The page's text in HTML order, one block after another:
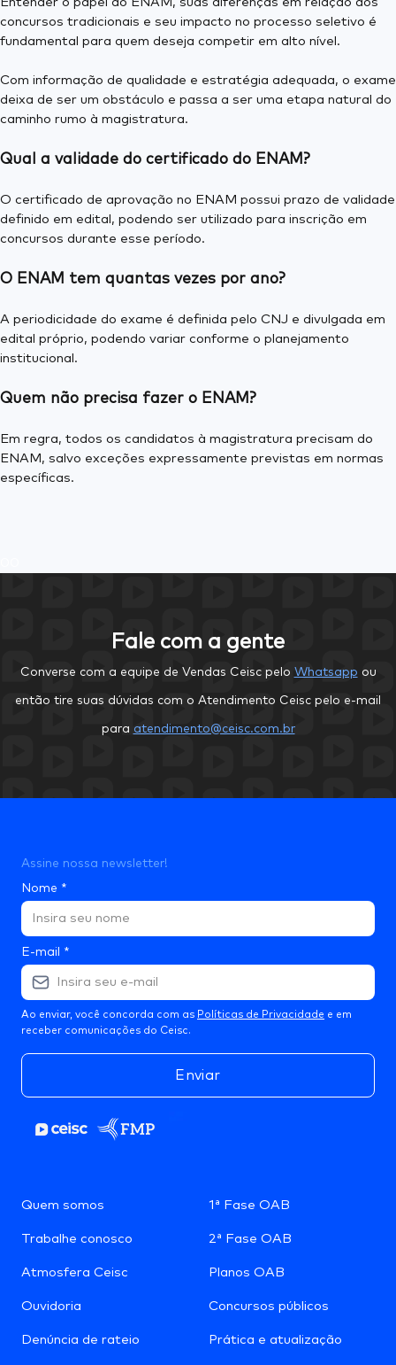
concursos tradicionais e seu impacto no processo seletivo é
fundamental para quem deseja competir em alto nível.
Com informação de qualidade e estratégia adequada, o exame
deixa de ser um obstáculo e passa a ser uma etapa natural do
caminho rumo à magistratura.
Qual a validade do certificado do ENAM?
O certificado de aprovação no ENAM possui prazo de validade
definido em edital, podendo ser utilizado para inscrição em
concursos durante esse período.
O ENAM tem quantas vezes por ano?
A periodicidade do exame é definida pelo CNJ e divulgada em
edital próprio, podendo variar conforme o planejamento
institucional.
Quem não precisa fazer o ENAM?
Em regra, todos os candidatos à magistratura precisam do
ENAM, salvo exceções expressamente previstas em normas
específicas.
Fale com a gente
Converse com a equipe de Vendas Ceisc pelo Whatsapp ou
então tire suas dúvidas com o Atendimento Ceisc pelo e-mail
para atendimento@ceisc.com.br
Quem somos
Trabalhe conosco
Atmosfera Ceisc
Ouvidoria
Denúncia de rateio
1ª Fase OAB
2ª Fase OAB
Planos OAB
Concursos públicos
Prática e atualização
Assine nossa newsletter!
Nome *
E-mail *
Ao enviar, você concorda com as Políticas de Privacidade e em
receber comunicações do Ceisc.
Enviar